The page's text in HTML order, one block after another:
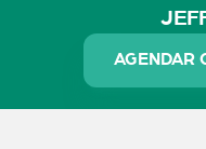
AGENDAR